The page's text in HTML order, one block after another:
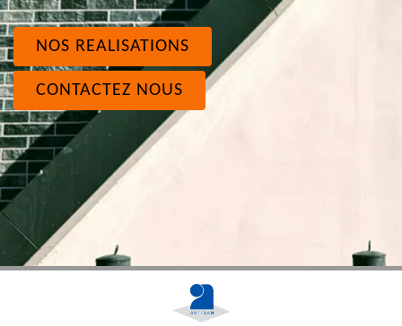
NOS REALISATIONS
CONTACTEZ NOUS